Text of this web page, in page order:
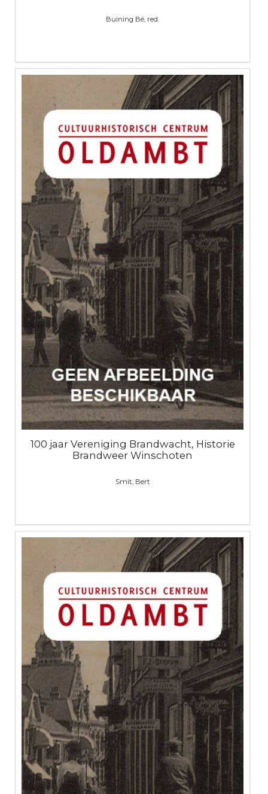
Buining Bé, red.
100 jaar Vereniging Brandwacht, Historie
Brandweer Winschoten
Smit, Bert